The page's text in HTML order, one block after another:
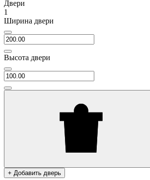
Двери
1
Ширина двери
Высота двери
+ Добавить дверь